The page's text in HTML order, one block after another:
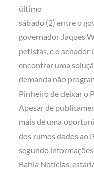
último
sábado (2) entre o
governador Jaques
petistas, e o senador
encontrar uma
demanda não
Pinheiro de deixar o
Apesar de
mais de uma
dos rumos dados ao
segundo
Bahia Notícias,